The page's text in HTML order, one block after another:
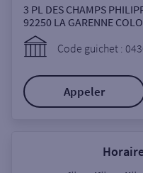
Ouverte le
3 PL DES CHAMPS
92250 LA GARENNE
Code guichet :
Appeler